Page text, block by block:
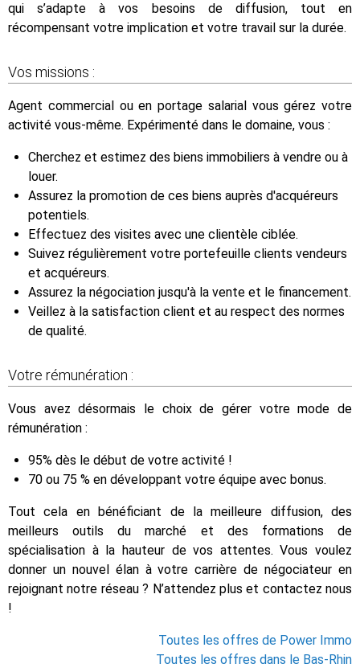
qui s’adapte à vos besoins de diffusion, tout en
récompensant votre implication et votre travail sur la durée.
Vos missions :
Agent commercial ou en portage salarial vous gérez votre
activité vous-même. Expérimenté dans le domaine, vous :
Cherchez et estimez des biens immobiliers à vendre ou à
louer.
Assurez la promotion de ces biens auprès d'acquéreurs
potentiels.
Effectuez des visites avec une clientèle ciblée.
Suivez régulièrement votre portefeuille clients vendeurs
et acquéreurs.
Assurez la négociation jusqu'à la vente et le financement.
Veillez à la satisfaction client et au respect des normes
de qualité.
Votre rémunération :
Vous avez désormais le choix de gérer votre mode de
rémunération :
95% dès le début de votre activité !
70 ou 75 % en développant votre équipe avec bonus.
Tout cela en bénéficiant de la meilleure diffusion, des
meilleurs outils du marché et des formations de
spécialisation à la hauteur de vos attentes. Vous voulez
donner un nouvel élan à votre carrière de négociateur en
rejoignant notre réseau ? N’attendez plus et contactez nous
!
Toutes les offres de Power Immo
Toutes les offres dans le Bas-Rhin